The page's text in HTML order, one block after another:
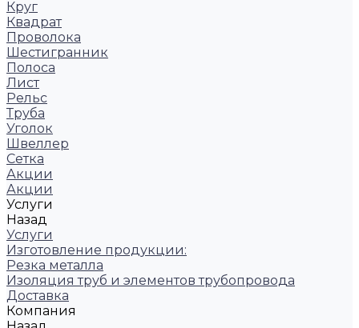
Круг
Квадрат
Проволока
Шестигранник
Полоса
Лист
Рельс
Труба
Уголок
Швеллер
Сетка
Акции
Акции
Услуги
Назад
Услуги
Изготовление продукции:
Резка металла
Изоляция труб и элементов трубопровода
Доставка
Компания